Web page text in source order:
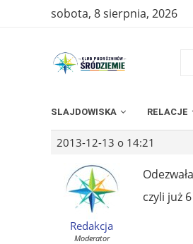
sobota, 8 sierpnia, 2026
SLAJDOWISKA RELACJE
2013-12-13 o 14:21
Redakcja
Moderator
czyli już